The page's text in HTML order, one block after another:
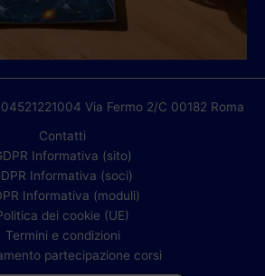
Via Fermo 2/C 00182 Roma
Contatti
Informativa (sito)
Informativa (soci)
Informativa (moduli)
dei cookie (UE)
Termini e condizioni
partecipazione corsi